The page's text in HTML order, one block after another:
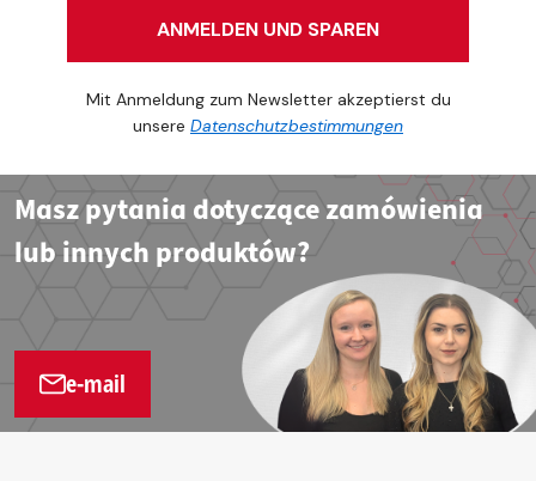
ANMELDEN UND SPAREN
Mit Anmeldung zum Newsletter akzeptierst du
unsere Datenschutzbestimmungen
Masz pytania dotyczące zamówienia
lub innych produktów?
e-mail